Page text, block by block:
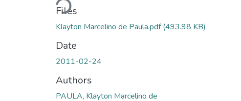
Loading...
Files
Klayton Marcelino de Paula.pdf(493.98 KB)
Date
2011-02-24
Authors
PAULA, Klayton Marcelino de